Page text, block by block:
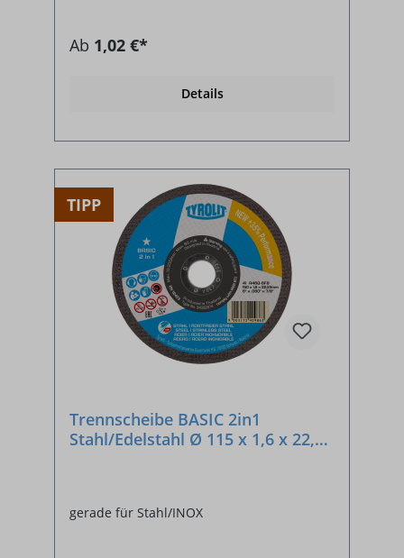
Ab 1,02 €*
Details
TIPP
Trennscheibe BASIC 2in1
Stahl/Edelstahl Ø 115 x 1,6 x 22,23
gerade für Stahl/INOX